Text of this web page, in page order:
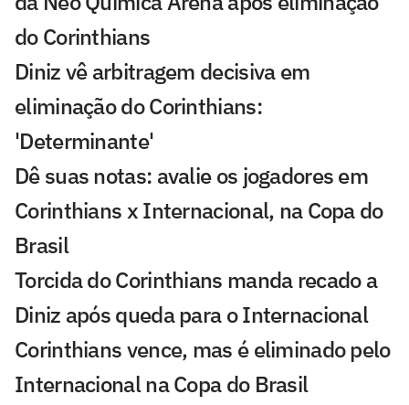
do Corinthians
Diniz vê arbitragem decisiva em
eliminação do Corinthians:
'Determinante'
Dê suas notas: avalie os jogadores em
Corinthians x Internacional, na Copa do
Brasil
Torcida do Corinthians manda recado a
Diniz após queda para o Internacional
Corinthians vence, mas é eliminado pelo
Internacional na Copa do Brasil